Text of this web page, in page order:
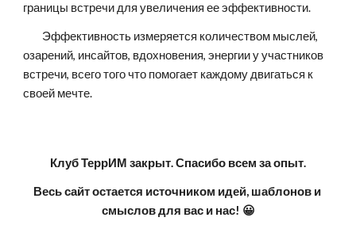
границы встречи для увеличения ее эффективности.
озарений, инсайтов, вдохновения, энергии у участников
встречи, всего того что помогает каждому двигаться к
своей мечте.
Клуб ТеррИМ закрыт. Спасибо всем за опыт.
Весь сайт остается источником идей, шаблонов и
смыслов для вас и нас! 😀